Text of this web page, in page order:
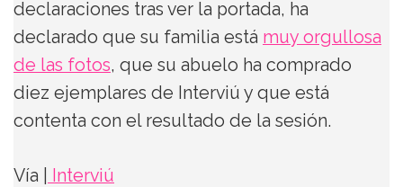
declaraciones tras ver la portada, ha
declarado que su familia está muy orgullosa
de las fotos, que su abuelo ha comprado
diez ejemplares de Interviú y que está
contenta con el resultado de la sesión.
Vía | Interviú